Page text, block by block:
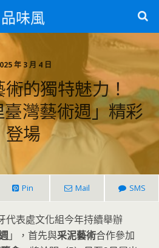
品味風
年 3 月 4 日
的獨特魅力！
臺灣藝術週」精彩
登場
Pin Mail SMS
代表處文化組今年持續舉辦
」，首先與采泥藝術合作參加